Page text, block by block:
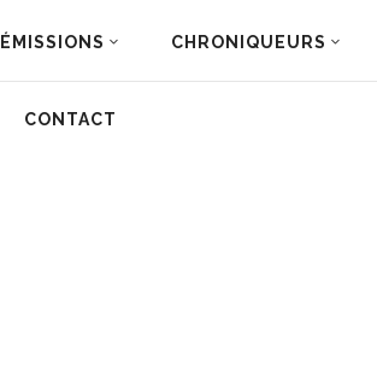
ÉMISSIONS CHRONIQUEURS
CONTACT